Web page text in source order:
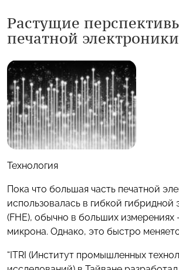
Растущие
печатной
Технология
Пока что большая часть печатной
использовалась в гибкой гибридной
(FHE), обычно в больших измерениях
микрона. Однако, это быстро
“ITRI (Институт промышленных